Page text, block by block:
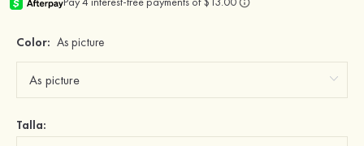
Color: As picture
Talla: